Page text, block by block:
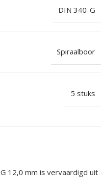
DIN 340-G
Spiraalboor
5 stuks
12,0 mm is vervaardigd uit